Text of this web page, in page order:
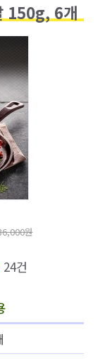
150g, 6개
원
24건